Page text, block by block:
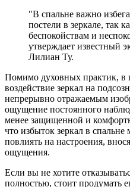
"В спальне важно
постели в зеркале, так
беспокойствам и
утверждает известный
Лилиан Ту.
Помимо духовных практик, в
воздействие зеркал на
непрерывно отражаемым
ощущение постоянного
менее защищенной и
что избыток зеркал в спальне
повлиять на настроения,
ощущения.
Если вы не хотите
полностью, стоит продумать